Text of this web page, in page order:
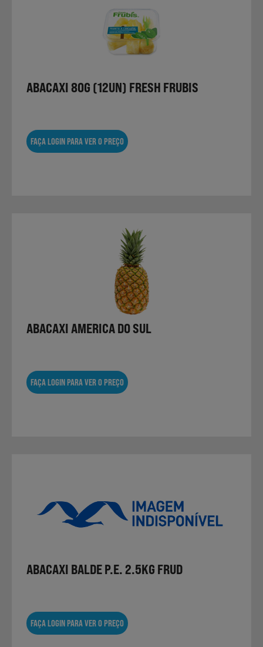
ABACAXI 80G (12UN) FRESH FRUBIS
FAÇA LOGIN PARA VER O PREÇO
ABACAXI AMERICA DO SUL
FAÇA LOGIN PARA VER O PREÇO
ABACAXI BALDE P.E. 2.5KG FRUD
FAÇA LOGIN PARA VER O PREÇO